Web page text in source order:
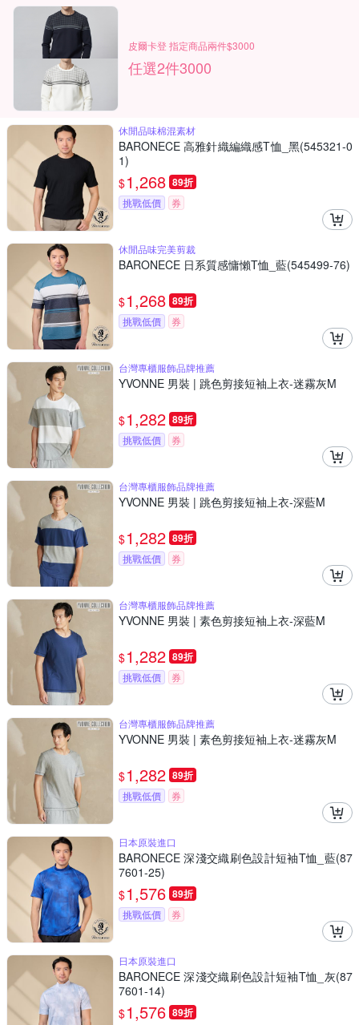
皮爾卡登 指定商品兩件$3000
任選2件3000
休閒品味棉混素材
BARONECE 高雅針織編織感T恤_黑(545321-0
1)
$1,268 89折
挑戰低價 券
休閒品味完美剪裁
BARONECE 日系質感慵懶T恤_藍(545499-76)
$1,268 89折
挑戰低價 券
台灣專櫃服飾品牌推薦
YVONNE 男裝 | 跳色剪接短袖上衣-迷霧灰M
$1,282 89折
挑戰低價 券
台灣專櫃服飾品牌推薦
YVONNE 男裝 | 跳色剪接短袖上衣-深藍M
$1,282 89折
挑戰低價 券
台灣專櫃服飾品牌推薦
YVONNE 男裝 | 素色剪接短袖上衣-深藍M
$1,282 89折
挑戰低價 券
台灣專櫃服飾品牌推薦
YVONNE 男裝 | 素色剪接短袖上衣-迷霧灰M
$1,282 89折
挑戰低價 券
日本原裝進口
BARONECE 深淺交織刷色設計短袖T恤_藍(87
7601-25)
$1,576 89折
挑戰低價 券
日本原裝進口
BARONECE 深淺交織刷色設計短袖T恤_灰(87
7601-14)
$1,576 89折